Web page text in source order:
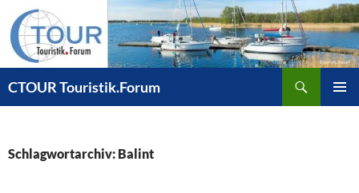
Inhalt
springen
CTOUR Touristik.Forum
Schlagwortarchiv: Balint